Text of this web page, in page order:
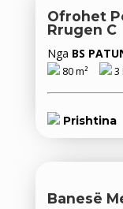
Ofrohet
Rrugen C
Nga BS
80 m² 3
Prishtina
Banesë